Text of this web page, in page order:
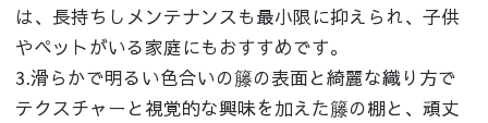
は、長持ちしメンテナンスも最小限に抑えられ、子供
やペットがいる家庭にもおすすめです。
3.滑らかで明るい色合いの籐の表面と綺麗な織り方で
テクスチャーと視覚的な興味を加えた籐の棚と、頑丈